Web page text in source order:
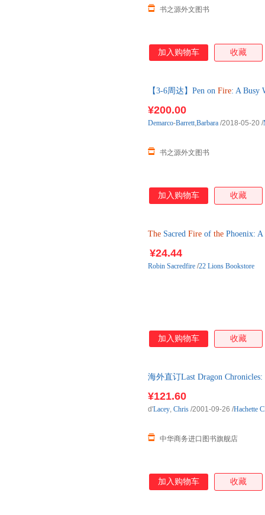
书之源外文图书
加入购物车 收藏
【3-6周达】Pen on Fire: A Busy
¥200.00
书之源外文图书
Demarco-Barrett,Barbara /2018-05-20 /
加入购物车 收藏
The Sacred Fire of the Phoenix:
Robin Sacredfire /22 Lions Bookstore
加入购物车 收藏
¥24.44
海外直订Last Dragon Chronicles:
¥121.60
中华商务进口图书旗舰店
d'Lacey, Chris /2001-09-26 /Hachette
加入购物车 收藏